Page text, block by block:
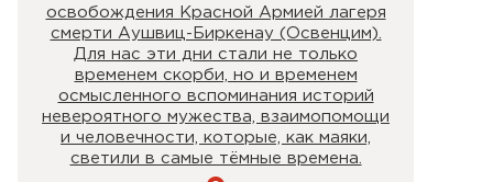
освобождения Красной Армией лагеря
смерти Аушвиц-Биркенау (Освенцим).
Для нас эти дни стали не только
временем скорби, но и временем
осмысленного вспоминания историй
невероятного мужества, взаимопомощи
и человечности, которые, как маяки,
светили в самые тёмные времена.